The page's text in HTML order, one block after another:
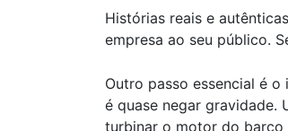
Histórias reais e
empresa ao seu público.
Outro passo essencial é
é quase negar gravidade.
turbinar o motor do barco